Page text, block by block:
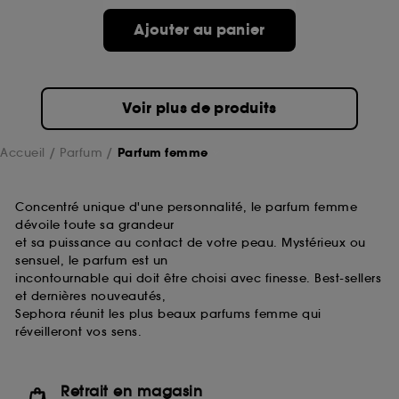
Ajouter au panier
Voir plus de produits
Accueil Parfum Parfum femme
Concentré unique d'une personnalité, le parfum femme
dévoile toute sa grandeur
et sa puissance au contact de votre peau. Mystérieux ou
sensuel, le parfum est un
incontournable qui doit être choisi avec finesse. Best-sellers
et dernières nouveautés,
Sephora réunit les plus beaux parfums femme qui
réveilleront vos sens.
Retrait en magasin
de ces cookies grâce au bouton "personnaliser mes
choix" ci-dessous ou décider de "tout accepter".
Sephora pourra associer les informations de
collectées ou générées lors de votre activité en ligne
ou en magasin. Pour refuser tous les cookies, cliques
sur "continuer sans accepter". Voous pouvez à tout
souhaitez obtenir plus d'information sur les cookies